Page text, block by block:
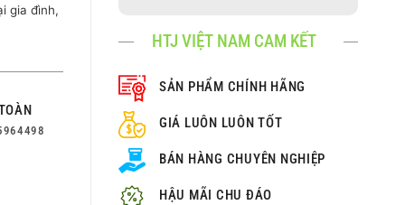
HTJ VIỆT NAM CAM KẾT
SẢN PHẨM CHÍNH HÃNG
GIÁ LUÔN LUÔN TỐT
BÁN HÀNG CHUYÊN NGHIỆP
HẬU MÃI CHU ĐÁO
gia đình,